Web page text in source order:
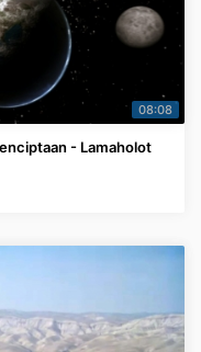
08:08
- Lamaholot